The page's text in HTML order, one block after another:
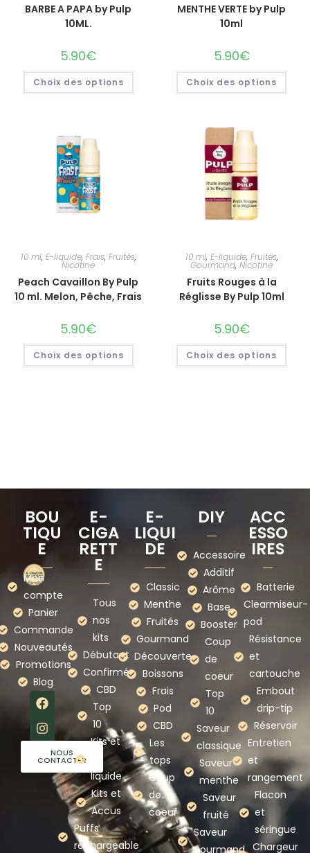
BARBE A PAPA by Pulp
10ML.
5.90€
Choix des options
MENTHE VERTE by Pulp
10ml
5.90€
Choix des options
10 ml, E-liquide, Frais, Fruités,
Nicotine
Peach Cavaillon By Pulp
10 ml. Melon, Pêche, Frais
5.90€
Choix des options
10 ml, E-liquide, Fruités,
Gourmand,Nicotine
Fruits Rouges à la
Réglisse By Pulp 10ml
5.90€
Choix des options
BOU
TIQU
E
Mon
compte
Panier
Commande
Nouveautés
Promotions
Blog
NOUS
CONTACTER
E-
CIGA
RETT
E
Tous
nos
kits
Débutant
Confirmé
CBD
Top
10
Kits et
liquide
Kits et
Accus
Puffs
rechargeable
E-
LIQUI
DE
Classic
Menthe
Fruités
Gourmand
Découverte
Boissons
Frais
Pod
CBD
Les
tops
Coup
de
coeur
DIY
Accessoire
Additif
Arôme
Base
Booster
Coup
de
coeur
Top
10
Saveur
classique
Saveur
menthe
Saveur
fruité
Saveur
gourmand
ACC
ESSO
IRES
Batterie
Clearmiseur-
pod
Résistance
et
cartouche
Embout
drip-tip
Réservoir
Entretien
et
rangement
Flacon
et
séringue
Chargeur